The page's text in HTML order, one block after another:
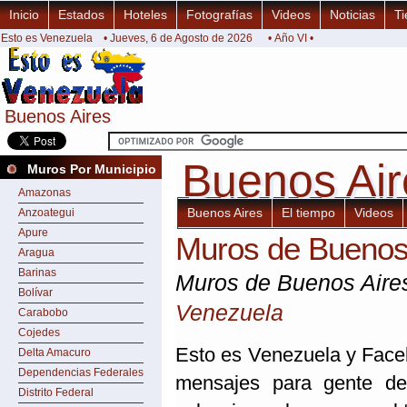
Buenos Aires
Buenos Aires
Inicio Estados Hoteles Fotografías Videos Noticias
Esto es Venezuela • Jueves, 6 de Agosto de 2026 • Año VI •
Muros Por Municipio
Amazonas
Anzoategui
Apure
Aragua
Barinas
Bolívar
Carabobo
Cojedes
Delta Amacuro
Dependencias Federales
Distrito Federal
Buenos
Buenos
Buenos Aires El tiempo Videos
Muros de
Muros de Buenos
Venezuela
Esto es Venezuela y
mensajes para gente